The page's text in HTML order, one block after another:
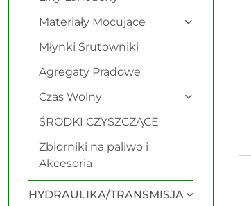
Materiały Mocujące
Młynki Śrutowniki
Agregaty Prądowe
Czas Wolny
ŚRODKI CZYSZCZĄCE
Zbiorniki na paliwo i
Akcesoria
HYDRAULIKA/TRANSMISJA